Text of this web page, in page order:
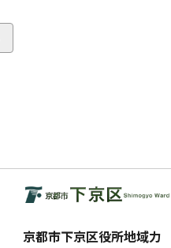
京都市下京区役所地域力